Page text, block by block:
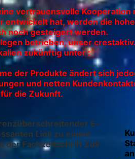
vertrauensvolle
entwickelt hat, werden die
noch gesteigert werden.
betrieben, unser
zukünftig unter :
der Produkte ändert sich
und netten
die Zukunft.
E-
Link zu einem
der Fachzeitschrift Zoll